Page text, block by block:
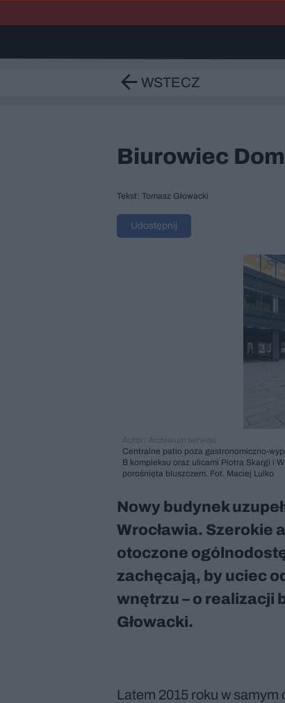
WSTECZ
Biurowiec
Tekst: Tomasz Głowacki
Udostępnij
Autor: Archiwum serwisu
Centralne patio poza gastronomiczno-
B kompleksu oraz ulicami Piotra Skargi i
porośnięta bluszczem. Fot. Maciej Lulko
Nowy budynek
Wrocławia. Szerokie
otoczone
zachęcają, by uciec
wnętrzu – o realizacji
Głowacki.
Latem 2015 roku w samym